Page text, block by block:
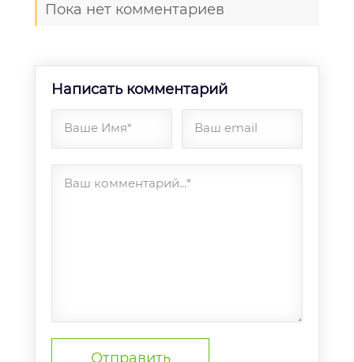
Пока нет комментариев
Написать комментарий
Ваше Имя* Ваш email
Ваш комментарий...*